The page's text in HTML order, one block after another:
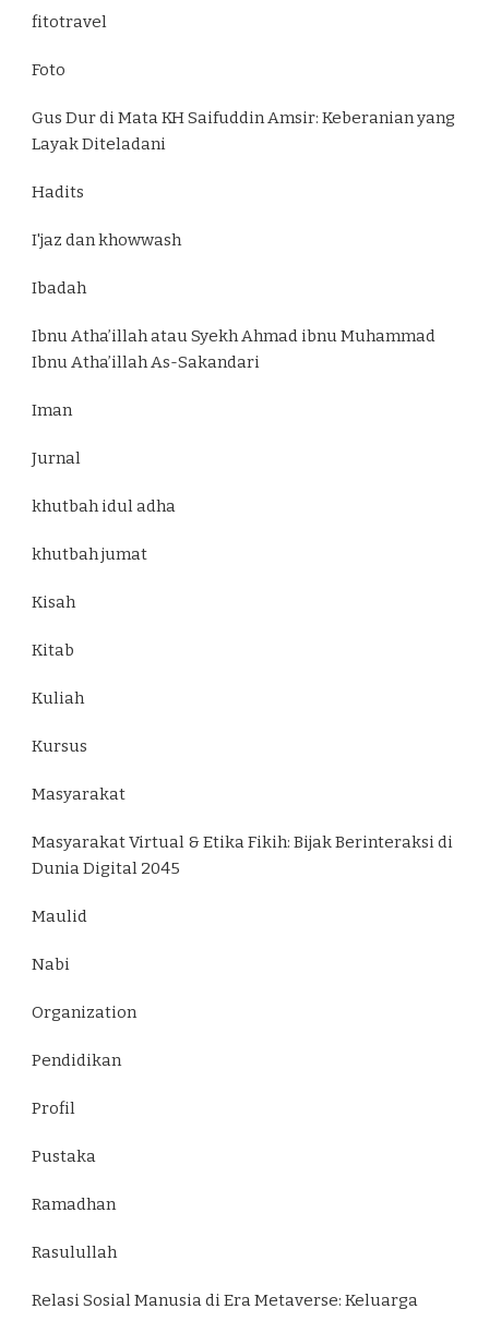
fitotravel
Foto
Gus Dur di Mata KH Saifuddin Amsir: Keberanian yang
Layak Diteladani
Hadits
I'jaz dan khowwash
Ibadah
Ibnu Atha’illah atau Syekh Ahmad ibnu Muhammad
Ibnu Atha’illah As-Sakandari
Iman
Jurnal
khutbah idul adha
khutbah jumat
Kisah
Kitab
Kuliah
Kursus
Masyarakat
Masyarakat Virtual & Etika Fikih: Bijak Berinteraksi di
Dunia Digital 2045
Maulid
Nabi
Organization
Pendidikan
Profil
Pustaka
Ramadhan
Rasulullah
Relasi Sosial Manusia di Era Metaverse: Keluarga